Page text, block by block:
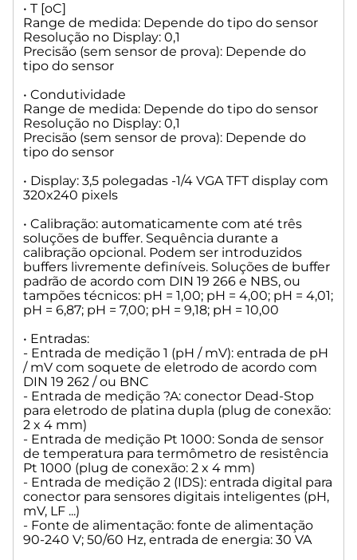
- Balanças dos tipos Mettler, Sartorius, Kern, Ohaus, (para
mais informações, entre em contato conosco)
- Saída Daisy Chain.
• Interface USB:
2 x USB-tipo-A e 1 x USB-tipo-B
USB tipo B ("slave"): para conectar um PC
USB tipo A ("master") para conectar:
teclado USB
impressora USB
mídia de dados USB; exe. Pen drive
USB Hub
• Ethernet Interface: para conexão de rede local (LAN)
• Agitador / bomba: saída de 12V DC, fonte de alimentação
de 500 mA para agitador TM 235 e suporte de titulação KF
TM 235 KF
• Construção:
Material: Polipropileno
Teclado frontal: poliéster
Dimensões: 15,3 x 45 x 29,6 cm (L x A x P), altura incluindo
unidade intercambiável
Peso: 2,3 kg para a unidade básica
3,5 kg para o dispositivo completo incluindo unidade
intercambiável (com garrafa de reagente vazia)
• Condições ambientais:
Temperatura ambiente: + 10 ... + 40°C para operação e
armazenamento.
Umidade de acordo com EN 61 010, Parte 1:
Máxima umidade relativa 80% para temperaturas até 31°C,
diminuição linear até 50% de umidade relativa a uma
temperatura de 40°C
• T [oC]
Range de medida: Depende do tipo do sensor
Resolução no Display: 0,1
Precisão (sem sensor de prova): Depende do
tipo do sensor
• Condutividade
Range de medida: Depende do tipo do sensor
Resolução no Display: 0,1
Precisão (sem sensor de prova): Depende do
tipo do sensor
• Display: 3,5 polegadas -1/4 VGA TFT display com
320x240 pixels
• Calibração: automaticamente com até três
soluções de buffer. Sequência durante a
calibração opcional. Podem ser introduzidos
buffers livremente definíveis. Soluções de buffer
padrão de acordo com DIN 19 266 e NBS, ou
tampões técnicos: pH = 1,00; pH = 4,00; pH = 4,01;
pH = 6,87; pH = 7,00; pH = 9,18; pH = 10,00
• Entradas:
- Entrada de medição 1 (pH / mV): entrada de pH
/ mV com soquete de eletrodo de acordo com
DIN 19 262 / ou BNC
- Entrada de medição ?A: conector Dead-Stop
para eletrodo de platina dupla (plug de conexão:
2 x 4 mm)
- Entrada de medição Pt 1000: Sonda de sensor
de temperatura para termômetro de resistência
Pt 1000 (plug de conexão: 2 x 4 mm)
- Entrada de medição 2 (IDS): entrada digital para
conector para sensores digitais inteligentes (pH,
mV, LF ...)
- Fonte de alimentação: fonte de alimentação
90-240 V; 50/60 Hz, entrada de energia: 30 VA